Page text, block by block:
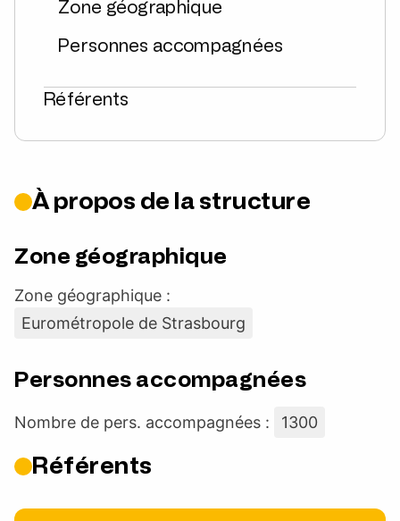
Zone géographique
Personnes accompagnées
Référents
À propos de la structure
Zone géographique
Zone géographique :
Eurométropole de Strasbourg
Personnes accompagnées
Nombre de pers. accompagnées : 1300
Référents